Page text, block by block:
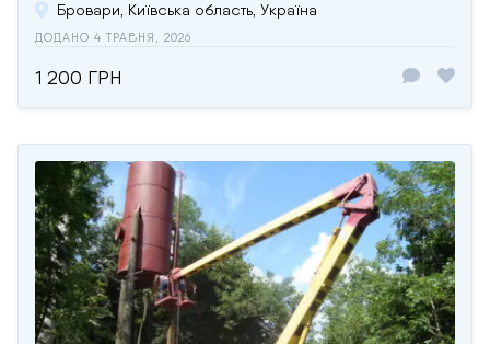
Бровари, Київська область, Україна
ДОДАНО 4 ТРАВНЯ, 2026
1 200 ГРН